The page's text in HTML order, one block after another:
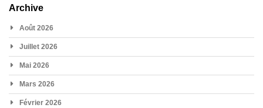
Archive
Août 2026
Juillet 2026
Mai 2026
Mars 2026
Février 2026